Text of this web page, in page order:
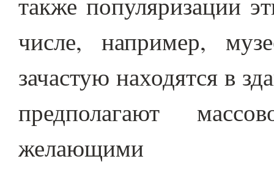
числе, например,
зачастую находятся в
предполагают
желающими